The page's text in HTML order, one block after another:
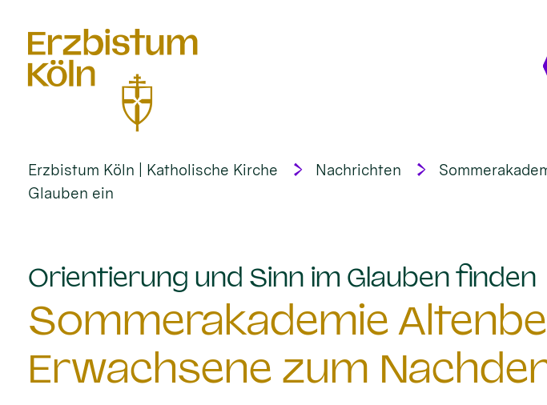
Erzbistum Köln | Katholische Kirche Nachrichten
Glauben ein
Orientierung und Sinn im Glauben finden
Sommerakademie
Erwachsene zum